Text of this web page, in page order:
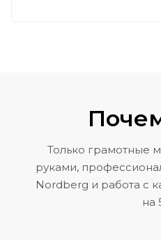
Только грамотные
руками,
Nordberg и работа с
на